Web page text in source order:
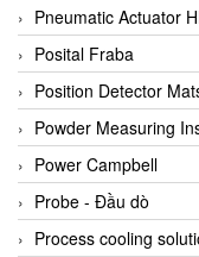
BETA
Bifold
Bihl+wiedemann
Bihl+wiedemann
Bilz
Binder Connector
Biotech
Pneumatic Actuator
Posital Fraba
Position Detector
Powder Measuring
Power Campbell
Probe - Đầu dò
Process cooling